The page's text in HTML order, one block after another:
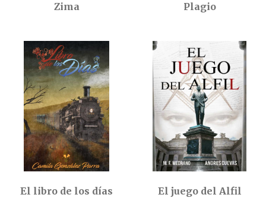
Zima Plagio
El libro de los días El juego del Alfil